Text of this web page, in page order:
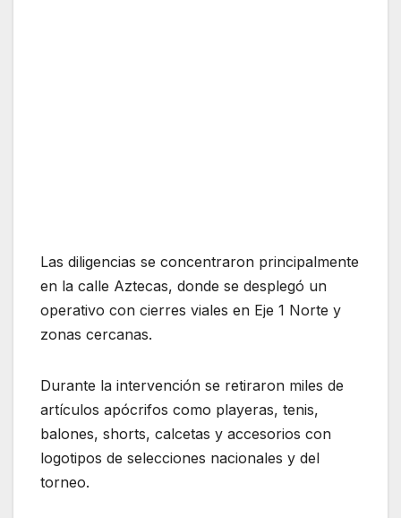
Las diligencias se concentraron principalmente
en la calle Aztecas, donde se desplegó un
operativo con cierres viales en Eje 1 Norte y
zonas cercanas.
Durante la intervención se retiraron miles de
artículos apócrifos como playeras, tenis,
balones, shorts, calcetas y accesorios con
logotipos de selecciones nacionales y del
torneo.